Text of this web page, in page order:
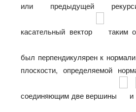
или предыдущей
касательный вектор таким
был перпендикулярен к нормали
плоскости, определяемой
соединяющим две вершины и